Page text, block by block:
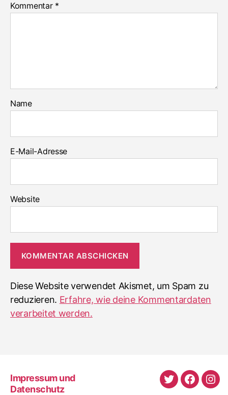
Kommentar *
Name
E-Mail-Adresse
Website
Diese Website verwendet Akismet, um Spam zu
reduzieren. Erfahre, wie deine Kommentardaten
verarbeitet werden.
Impressum und
Datenschutz
Twitter